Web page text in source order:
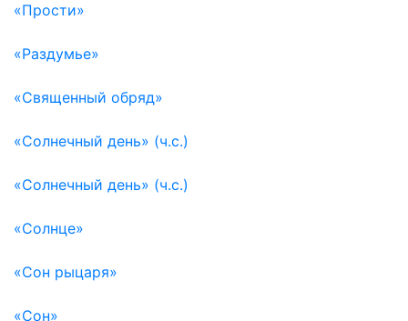
«Прости»
«Раздумье»
«Священный обряд»
«Солнечный день» (ч.с.)
«Солнечный день» (ч.с.)
«Солнце»
«Сон рыцаря»
«Сон»